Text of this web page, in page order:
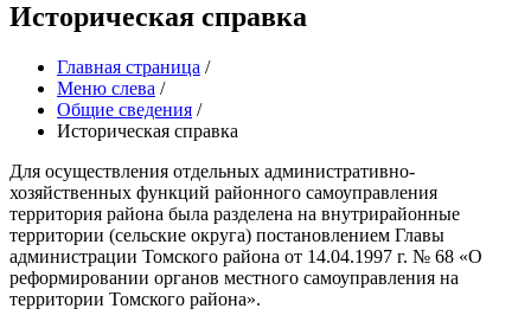
Историческая справка
Главная страница /
Меню слева /
Общие сведения /
Историческая справка
Для осуществления отдельных административно-
хозяйственных функций районного самоуправления
территория района была разделена на внутрирайонные
территории (сельские округа) постановлением Главы
администрации Томского района от 14.04.1997 г. № 68 «О
реформировании органов местного самоуправления на
территории Томского района».